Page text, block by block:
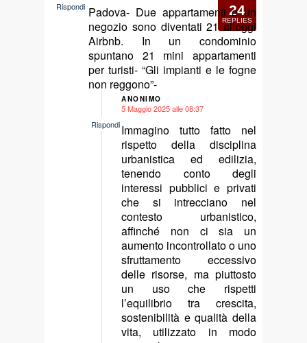
24
REPLIES
Padova- Due appartamenti e un
negozio sono diventati 21 alloggi
Airbnb. In un condominio
spuntano 21 mini appartamenti
per turisti- “Gli impianti e le fogne
non reggono”-
Rispondi
ANONIMO
5 Maggio 2025 alle 08:37
Immagino tutto fatto nel
rispetto della disciplina
urbanistica ed edilizia,
tenendo conto degli
interessi pubblici e privati
che si intrecciano nel
contesto urbanistico,
affinché non ci sia un
aumento incontrollato o uno
sfruttamento eccessivo
delle risorse, ma piuttosto
un uso che rispetti
l’equilibrio tra crescita,
sostenibilità e qualità della
vita, utilizzato in modo
Rispondi